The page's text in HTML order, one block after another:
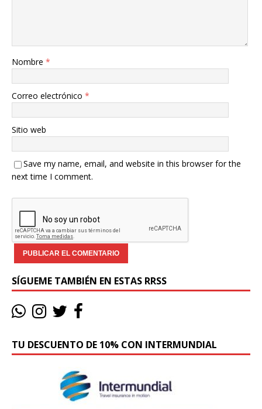
Nombre *
Correo electrónico *
Sitio web
Save my name, email, and website in this browser for the
next time I comment.
SÍGUEME TAMBIÉN EN ESTAS RRSS
TU DESCUENTO DE 10% CON INTERMUNDIAL